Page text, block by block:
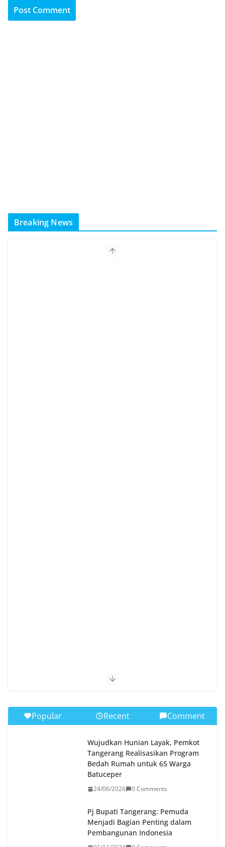
Breaking News
Popular Recent Comment
Wujudkan Hunian Layak, Pemkot
Tangerang Realisasikan Program
Bedah Rumah untuk 65 Warga
Batuceper
24/06/2026 0 Comments
Pj Bupati Tangerang: Pemuda
Menjadi Bagian Penting dalam
Pembangunan Indonesia